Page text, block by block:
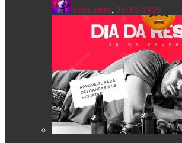
Livia Alves, 25/05/2026